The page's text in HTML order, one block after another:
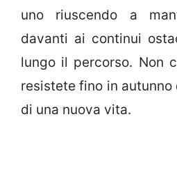
uno riuscendo a
davanti ai continui
lungo il percorso. Non
resistete fino in autunno
di una nuova vita.